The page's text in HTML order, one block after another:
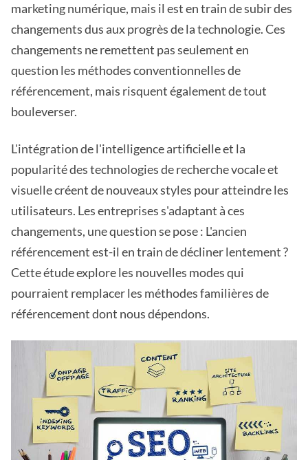
marketing numérique, mais il est en train de subir des
changements dus aux progrès de la technologie. Ces
changements ne remettent pas seulement en
question les méthodes conventionnelles de
référencement, mais risquent également de tout
bouleverser.
L'intégration de l'intelligence artificielle et la
popularité des technologies de recherche vocale et
visuelle créent de nouveaux styles pour atteindre les
utilisateurs. Les entreprises s'adaptant à ces
changements, une question se pose : L'ancien
référencement est-il en train de décliner lentement ?
Cette étude explore les nouvelles modes qui
pourraient remplacer les méthodes familières de
référencement dont nous dépendons.